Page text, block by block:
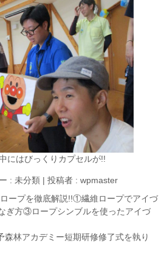
にはびっくりカプセルが!!
: 未分類 | 投稿者 : wpmaster
ープを徹底解説!!①繊維ロープでアイづ
ぎ方③ロープシンブルを使ったアイづ
森林アカデミー短期研修修了式を執り